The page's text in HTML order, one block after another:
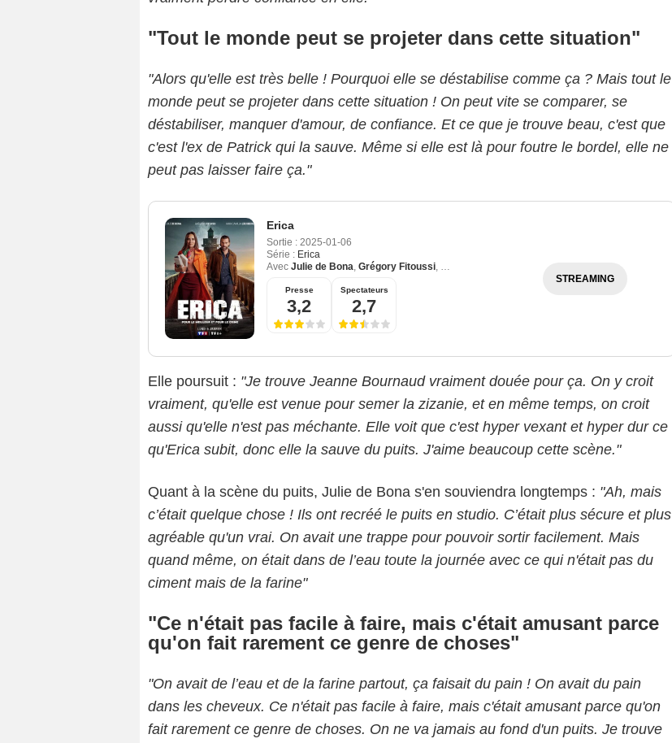
"Tout le monde peut se projeter dans cette situation"
"Alors qu'elle est très belle ! Pourquoi elle se déstabilise comme ça ? Mais tout le
monde peut se projeter dans cette situation ! On peut vite se comparer, se
déstabiliser, manquer d'amour, de confiance. Et ce que je trouve beau, c'est que
c'est l'ex de Patrick qui la sauve. Même si elle est là pour foutre le bordel, elle ne
peut pas laisser faire ça."
Erica
Sortie : 2025-01-06
Série : Erica
Avec Julie de Bona, Grégory Fitoussi, Théo Fernandez
Presse
3,2
Spectateurs
2,7
STREAMING
Elle poursuit : "Je trouve Jeanne Bournaud vraiment douée pour ça. On y croit
vraiment, qu'elle est venue pour semer la zizanie, et en même temps, on croit
aussi qu'elle n'est pas méchante. Elle voit que c'est hyper vexant et hyper dur ce
qu'Erica subit, donc elle la sauve du puits. J'aime beaucoup cette scène."
Quant à la scène du puits, Julie de Bona s'en souviendra longtemps : "Ah, mais
c’était quelque chose ! Ils ont recréé le puits en studio. C’était plus sécure et plus
agréable qu'un vrai. On avait une trappe pour pouvoir sortir facilement. Mais
quand même, on était dans de l’eau toute la journée avec ce qui n'était pas du
ciment mais de la farine"
"Ce n'était pas facile à faire, mais c'était amusant parce
qu'on fait rarement ce genre de choses"
"On avait de l’eau et de la farine partout, ça faisait du pain ! On avait du pain
dans les cheveux. Ce n'était pas facile à faire, mais c'était amusant parce qu'on
fait rarement ce genre de choses. On ne va jamais au fond d'un puits. Je trouve